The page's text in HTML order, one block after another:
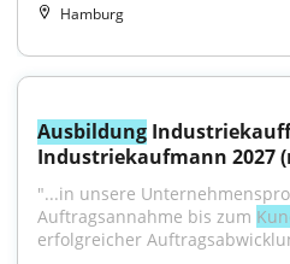
Hamburg
Ausbildung
Industriekaufmann 2027
"...in unsere
Auftragsannahme bis zum
erfolgreicher